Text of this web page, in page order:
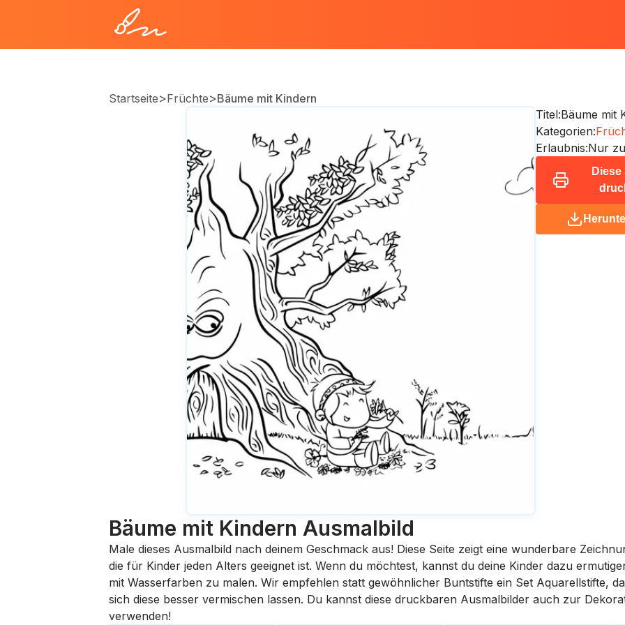
Startseite>Früchte>Bäume mit Kindern
Titel:Bäume mit
Kategorien:
Erlaubnis:Nur
Diese
Bäume mit Kindern Ausmalbild
Male dieses Ausmalbild nach deinem Geschmack aus! Diese Seite zeigt eine wunderbare
die für Kinder jeden Alters geeignet ist. Wenn du möchtest, kannst du deine Kinder dazu
mit Wasserfarben zu malen. Wir empfehlen statt gewöhnlicher Buntstifte ein Set Aquarellstifte, da
sich diese besser vermischen lassen. Du kannst diese druckbaren Ausmalbilder auch zur
verwenden!